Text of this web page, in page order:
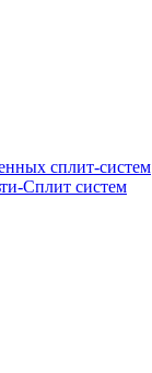
сплит-систем
Сплит систем